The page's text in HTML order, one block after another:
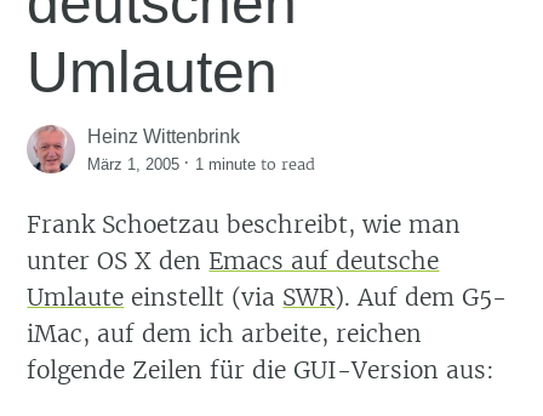
Umlauten
Heinz Wittenbrink
März 1, 2005 · 1 minute to read
Frank Schoetzau beschreibt, wie man
unter OS X den Emacs auf deutsche
Umlaute einstellt (via SWR). Auf dem G5-
iMac, auf dem ich arbeite, reichen
folgende Zeilen für die GUI-Version aus: